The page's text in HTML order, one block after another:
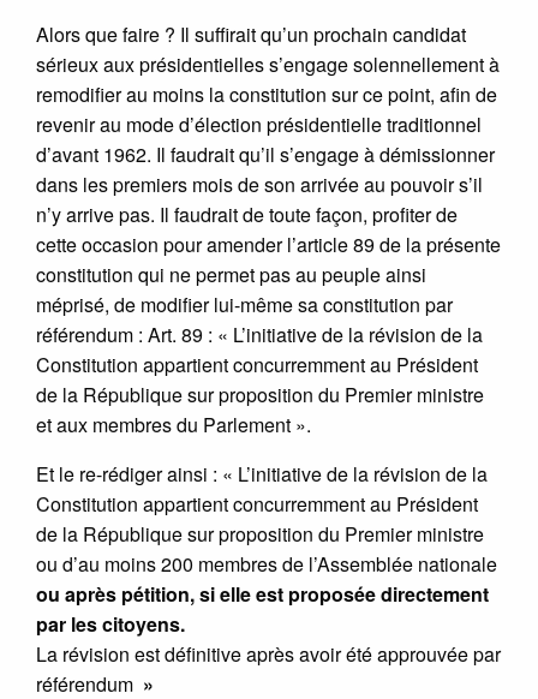
Alors que faire ? Il suffirait qu’un prochain candidat
sérieux aux présidentielles s’engage solennellement à
remodifier au moins la constitution sur ce point, afin de
revenir au mode d’élection présidentielle traditionnel
d’avant 1962. Il faudrait qu’il s’engage à démissionner
dans les premiers mois de son arrivée au pouvoir s’il
n’y arrive pas. Il faudrait de toute façon, profiter de
cette occasion pour amender l’article 89 de la présente
constitution qui ne permet pas au peuple ainsi
méprisé, de modifier lui-même sa constitution par
référendum : Art. 89 : « L’initiative de la révision de la
Constitution appartient concurremment au Président
de la République sur proposition du Premier ministre
et aux membres du Parlement ».
Et le re-rédiger ainsi : « L’initiative de la révision de la
Constitution appartient concurremment au Président
de la République sur proposition du Premier ministre
ou d’au moins 200 membres de l’Assemblée nationale
ou après pétition, si elle est proposée directement
par les citoyens.
La révision est définitive après avoir été approuvée par
référendum »